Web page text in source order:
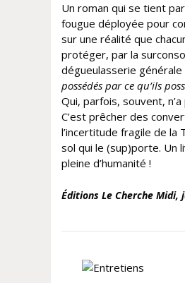
Un roman qui se tient
fougue déployée pour
sur une réalité que
protéger, par la
dégueulasserie générale
possédés par ce qu’ils
Qui, parfois, souvent,
C’est prêcher des
l’incertitude fragile de la
sol qui le (sup)porte. Un
pleine d’humanité !
Éditions Le Cherche Midi,